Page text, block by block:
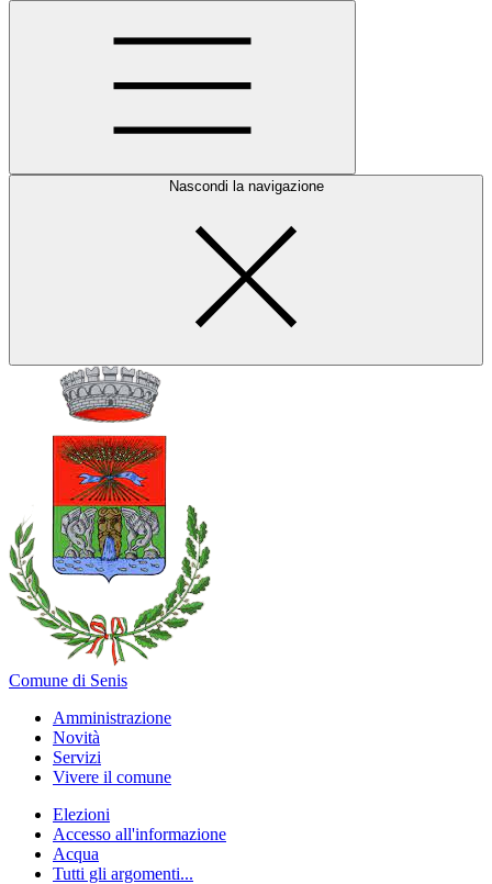
Nascondi la navigazione
Comune di Senis
Amministrazione
Novità
Servizi
Vivere il comune
Elezioni
Accesso all'informazione
Acqua
Tutti gli argomenti...